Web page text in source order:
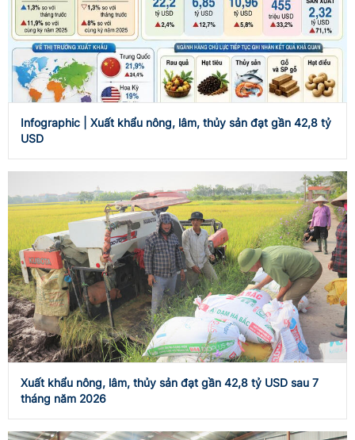
Infographic | Xuất khẩu nông, lâm, thủy sản đạt gần 42,8 tỷ
USD
Xuất khẩu nông, lâm, thủy sản đạt gần 42,8 tỷ USD sau 7
tháng năm 2026